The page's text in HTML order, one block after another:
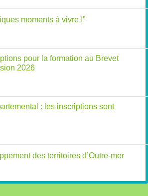
moments à vivre !”
pour la formation au Brevet
2026
: les inscriptions sont
des territoires d’Outre-mer